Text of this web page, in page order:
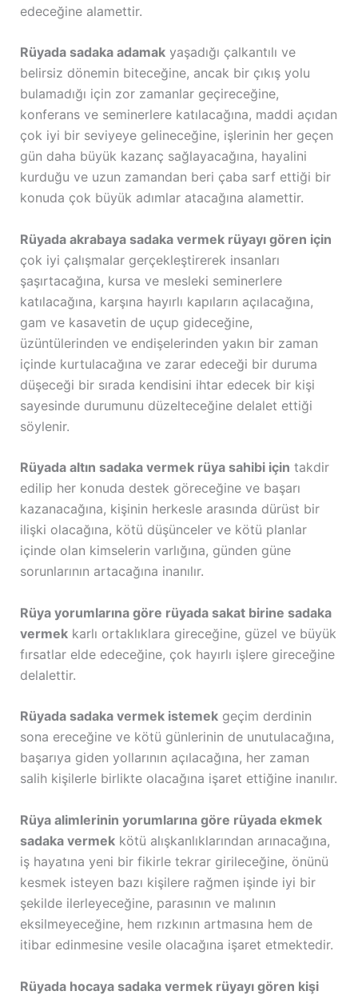
edeceğine alamettir.
Rüyada sadaka adamakyaşadığı çalkantılı ve
belirsiz dönemin biteceğine, ancak bir çıkış yolu
bulamadığı için zor zamanlar geçireceğine,
konferans ve seminerlere katılacağına, maddi açıdan
çok iyi bir seviyeye gelineceğine, işlerinin her geçen
gün daha büyük kazanç sağlayacağına, hayalini
kurduğu ve uzun zamandan beri çaba sarf ettiği bir
konuda çok büyük adımlar atacağına alamettir.
Rüyada akrabaya sadaka vermek rüyayı gören için
çok iyi çalışmalar gerçekleştirerek insanları
şaşırtacağına, kursa ve mesleki seminerlere
katılacağına, karşına hayırlı kapıların açılacağına,
gam ve kasavetin de uçup gideceğine,
üzüntülerinden ve endişelerinden yakın bir zaman
içinde kurtulacağına ve zarar edeceği bir duruma
düşeceği bir sırada kendisini ihtar edecek bir kişi
sayesinde durumunu düzelteceğine delalet ettiği
söylenir.
Rüyada altın sadaka vermek rüya sahibi için takdir
edilip her konuda destek göreceğine ve başarı
kazanacağına, kişinin herkesle arasında dürüst bir
ilişki olacağına, kötü düşünceler ve kötü planlar
içinde olan kimselerin varlığına, günden güne
sorunlarının artacağına inanılır.
Rüya yorumlarına göre rüyada sakat birine sadaka
vermekkarlı ortaklıklara gireceğine, güzel ve büyük
fırsatlar elde edeceğine, çok hayırlı işlere gireceğine
delalettir.
Rüyada sadaka vermek istemekgeçim derdinin
sona ereceğine ve kötü günlerinin de unutulacağına,
başarıya giden yollarının açılacağına, her zaman
salih kişilerle birlikte olacağına işaret ettiğine inanılır.
Rüya alimlerinin yorumlarına göre rüyada ekmek
sadaka vermekkötü alışkanlıklarından arınacağına,
iş hayatına yeni bir fikirle tekrar girileceğine, önünü
kesmek isteyen bazı kişilere rağmen işinde iyi bir
şekilde ilerleyeceğine, parasının ve malının
eksilmeyeceğine, hem rızkının artmasına hem de
itibar edinmesine vesile olacağına işaret etmektedir.
Rüyada hocaya sadaka vermek rüyayı gören kişi